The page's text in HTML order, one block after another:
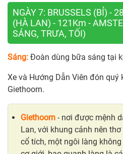
NGÀY 7: BRUSSELS (BỈ) -
(HÀ LAN) - 121Km -
SÁNG, TRƯA, TỐI)
Sáng: Đoàn dùng bữa sáng tại
Xe và Hướng Dẫn Viên đón quý
Giethoorn.
Giethoorn - nơi được mệnh
Lan, với khung cảnh nên
cổ tích, một ngôi làng